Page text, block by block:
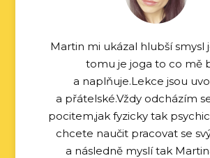
Martin mi ukázal hlubší smysl
tomu je joga to co mě
a naplňuje.Lekce jsou
a přátelské.Vždy odcházím
pocitem,jak fyzicky tak
chcete naučit pracovat se
a následně myslí tak